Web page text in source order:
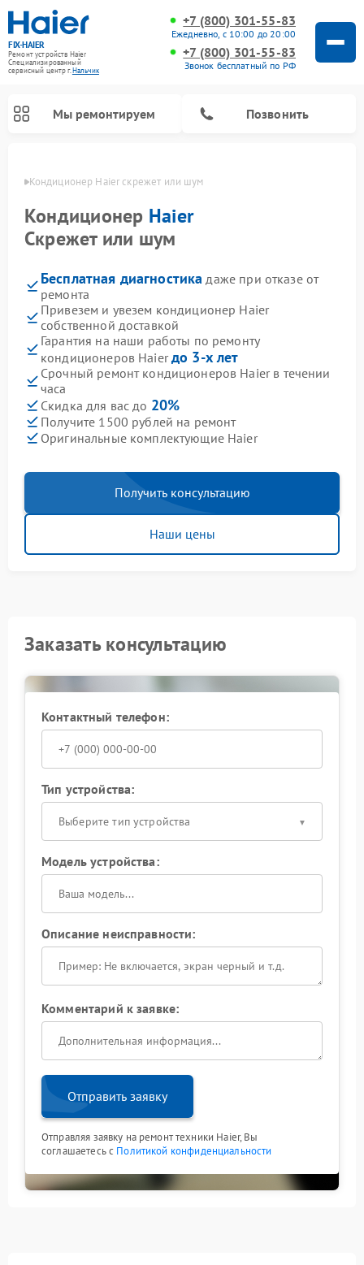
FIX-HAIER
Ремонт устройств Haier
Специализированный
cервисный центр г.Нальчик
+7 (800) 301-55-83
Ежедневно, с 10:00 до 20:00
+7 (800) 301-55-83
Звонок бесплатный по РФ
Мы ремонтируем Позвонить
Кондиционер Haier скрежет или шум
Кондиционер Haier
Скрежет или шум
Бесплатная диагностика даже при отказе от
ремонта
Привезем и увезем кондиционер Haier
собственной доставкой
Гарантия на наши работы по ремонту
кондиционеров Haierдо 3-х лет
Срочный ремонт кондиционеров Haier в течении
часа
Скидка для вас до 20%
Получите 1500 рублей на ремонт
Оригинальные комплектующие Haier
Получить консультацию
Наши цены
Заказать консультацию
Контактный телефон:
Тип устройства:
Выберите тип устройства
Модель устройства:
Описание неисправности:
Комментарий к заявке:
Отправить заявку
Отправляя заявку на ремонт техники Haier, Вы
соглашаетесь с Политикой конфиденциальности